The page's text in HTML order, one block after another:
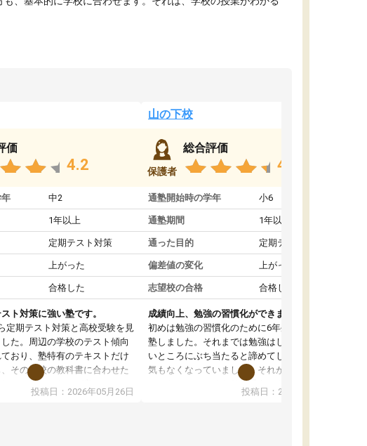
価
4.2
中2
1年以上
定期テスト対策
上がった
合格した
ト対策に強い塾です。
定期テスト対策と高校受験を見
た。周辺の学校のテスト傾向
おり、塾特有のテキストだけ
その学校の教科書に合わせた
していただけたのが良かったで
1人に生徒2人のスタイルでした
投稿日：2026年05月26日
山の下校
保護者
総合評価
4.8
通塾開始時の学年 小6
通塾期間 1年以上
通った目的 定期テスト対策
偏差値の変化 上がった
志望校の合格 合格した
成績向上、勉強の習慣化ができました！
初めは勉強の習慣化のために6年生の夏休みに入
塾しました。それまでは勉強はしても分からな
いところにぶち当たると諦めてしまい勉強する
気もなくなっていました。それが入塾してから
そんなことはなくなり、通うのも楽しんでいた
ようです。講師の方も地元の人が多いので、勉
投稿日：2026年03月07日